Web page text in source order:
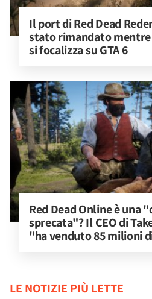
Il port di Red Dead
stato rimandato mentre
si focalizza su GTA 6
Red Dead Online è una
sprecata"? Il CEO di
"ha venduto 85 milioni
LE NOTIZIE PIÙ LETTE